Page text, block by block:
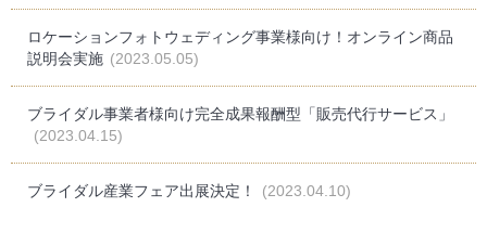
ロケーションフォトウェディング事業様向け！オンライン商品
説明会実施 (2023.05.05)
ブライダル事業者様向け完全成果報酬型「販売代行サービス」
(2023.04.15)
ブライダル産業フェア出展決定！ (2023.04.10)